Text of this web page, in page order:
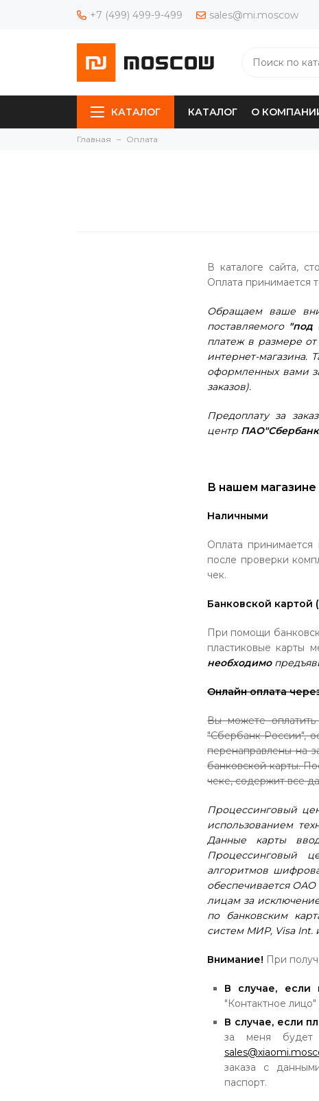
+7 (499) 499-9-499 sales@mi.moscow
КАТАЛОГ КАТАЛОГ О
Главная Оплата
В каталоге сайта,
Оплата принимается
Обращаем ваше
поставляемого "под
платеж в размере от
интернет-магазина.
оформленных вами
заказов).
Предоплату за
центр
В нашем
Наличными
Оплата
после проверки
чек.
Банковской картой
При помощи
пластиковые карты
необходимо
Онлайн оплата
Вы можете
"Сбербанк России",
перенаправлены на
банковской карты.
чеке, содержит все
Процессинговый
использованием
Данные карты
Процессинговый
алгоритмов
обеспечивается ОАО
лицам за
по банковским
систем МИР, Visa Int.
Внимание! При
В случае, если
"Контактное
В случае, если
за меня будет
заказа с
паспорт.